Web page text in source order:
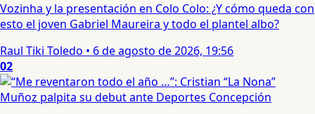
Vozinha y la presentación en Colo Colo: ¿Y cómo queda con
esto el joven Gabriel Maureira y todo el plantel albo?
Raul Tiki Toledo • 6 de agosto de 2026, 19:56
02